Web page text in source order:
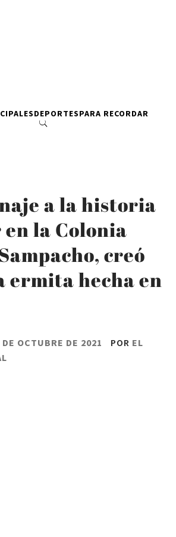
DEPORTESPARA RECORDAR
a la historia
la Colonia
creó
ermita hecha en
DE OCTUBRE DE 2021 POR EL